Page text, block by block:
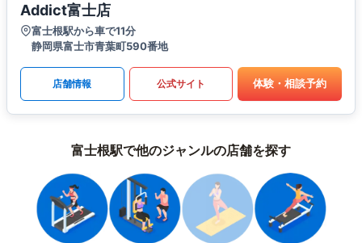
Addict富士店
富士根駅から車で11分
静岡県富士市青葉町590番地
店舗情報 公式サイト 体験・相談予約
富士根駅で他のジャンルの店舗を探す